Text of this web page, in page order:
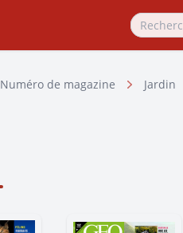
Numéro de magazine Jardin